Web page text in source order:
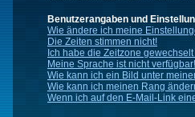
Benutzerangaben und
Wie ändere ich meine
Die Zeiten stimmen nicht!
Ich habe die Zeitzone
Meine Sprache ist nicht verfügbar!
Wie kann ich ein Bild unter
Wie kann ich meinen Rang
Wenn ich auf den E-Mail-Link